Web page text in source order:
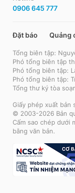
0906 645 777
Đặt báo Quảng
Tổng biên tập:
Phó tổng biên tập
Phó tổng biên tập:
Phó tổng biên tập:
Tổng thư ký tòa
Giấy phép xuất bản
© 2003-2026 Bản
Cấm sao chép dưới
bằng văn bản.